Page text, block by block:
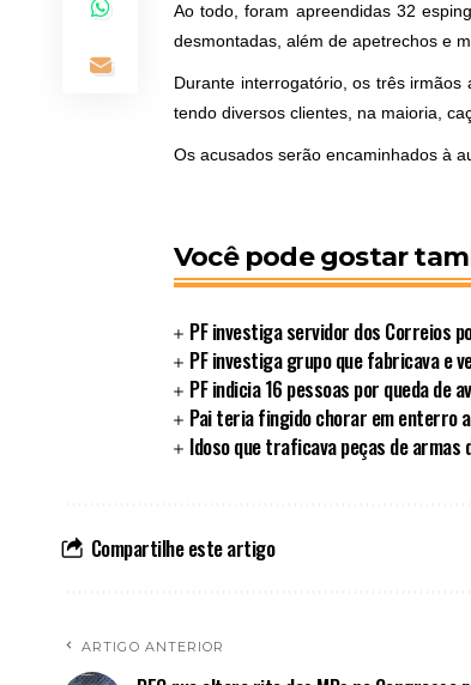
Ao todo, foram apreendidas 32
desmontadas, além de apetrechos e
Durante interrogatório, os três
tendo diversos clientes, na maioria,
Os acusados serão encaminhados à
Você pode gostar
PF investiga servidor dos Correios
PF investiga grupo que fabricava e
PF indicia 16 pessoas por queda de
Pai teria fingido chorar em enterro
Idoso que traficava peças de armas
Compartilhe este artigo
ARTIGO ANTERIOR